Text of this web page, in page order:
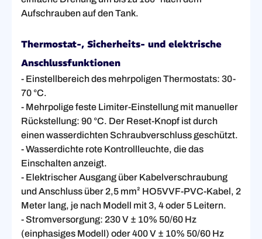
Aufschrauben auf den Tank.
Thermostat-, Sicherheits- und elektrische
Anschlussfunktionen
- Einstellbereich des mehrpoligen Thermostats: 30-
70 °C.
- Mehrpolige feste Limiter-Einstellung mit manueller
Rückstellung: 90 °C. Der Reset-Knopf ist durch
einen wasserdichten Schraubverschluss geschützt.
- Wasserdichte rote Kontrollleuchte, die das
Einschalten anzeigt.
- Elektrischer Ausgang über Kabelverschraubung
und Anschluss über 2,5 mm² HO5VVF-PVC-Kabel, 2
Meter lang, je nach Modell mit 3, 4 oder 5 Leitern.
- Stromversorgung: 230 V ± 10% 50/60 Hz
(einphasiges Modell) oder 400 V ± 10% 50/60 Hz